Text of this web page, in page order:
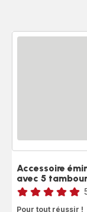
Accessoire
avec 5
Note
Pour tout réussir !